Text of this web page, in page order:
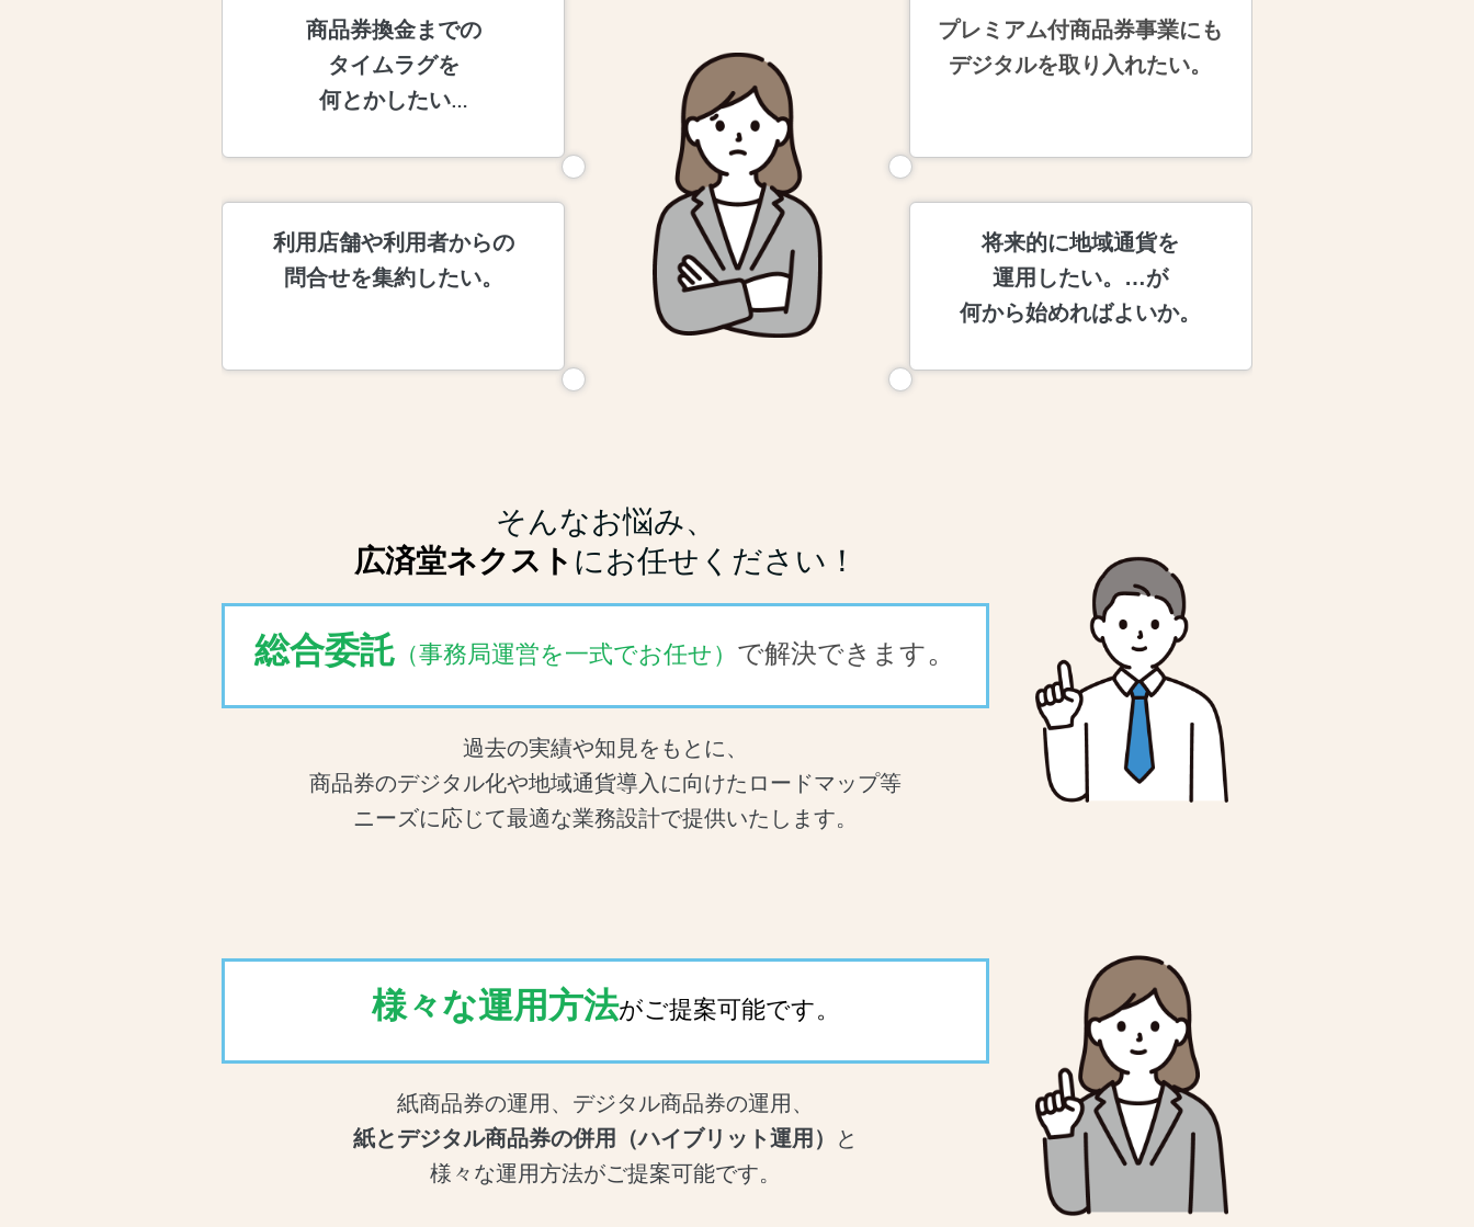
商品券換金までの
タイムラグを
何とかしたい…
プレミアム付商品券事業にも
デジタルを取り入れたい。
利用店舗や利用者からの
問合せを集約したい。
将来的に地域通貨を
運用したい。…が
何から始めればよいか。
そんなお悩み、
広済堂ネクスト にお任せください！
総合委託（事務局運営を一式でお任せ） で解決できます。
過去の実績や知見をもとに、
商品券のデジタル化や地域通貨導入に向けたロードマップ等
ニーズに応じて最適な業務設計で提供いたします。
様々な運用方法がご提案可能です。
紙商品券の運用、デジタル商品券の運用、
紙とデジタル商品券の併用（ハイブリット運用）
と
様々な運用方法がご提案可能です。